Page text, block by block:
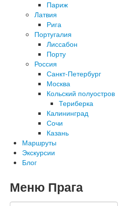
Париж
Латвия
Рига
Португалия
Лиссабон
Порту
Россия
Санкт-Петербург
Москва
Кольский полуостров
Териберка
Калининград
Сочи
Казань
Маршруты
Экскурсии
Блог
Меню Прага